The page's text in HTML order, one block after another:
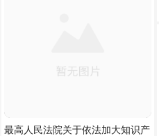
最高人民法院关于依法加大知识产